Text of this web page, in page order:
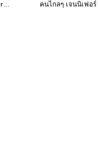
คนไกลๆ - เจนนิเฟอร์ คิ้ม Jennifer Kim [SUB_KARAOKE][FS][เนื้อเพลง] คนไกลๆ เจนนิเฟอ